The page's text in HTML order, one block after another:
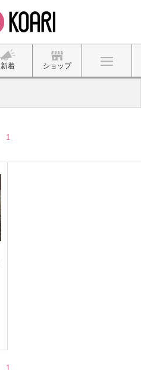
新着 ショップ
1
1